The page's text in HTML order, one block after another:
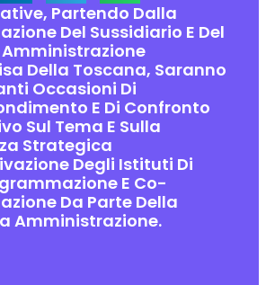
Partendo Dalla
Del Sussidiario E Del
Della Toscana, Saranno
Occasioni Di
E Di Confronto
Sul Tema E Sulla
Strategica
Degli Istituti Di
E Co-
Da Parte Della
Amministrazione.